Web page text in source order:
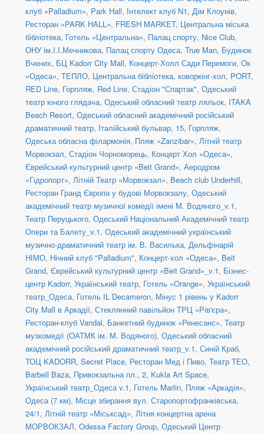
клуб «Palladium», Park Hall, Інтелект клуб N1, Дім Клоунів,
Ресторан «PARK HALL», FRESH MARKET, Центральна міська
бібліотека, Готель «Центральна», Палац спорту, Nice Club,
ОНУ ім.І.І.Мечникова, Палац спорту Одеса, True Man, Будинок
Вчених, БЦ Kadorr City Mall, Концерт-Холл Сади Перемоги, Ок
«Одеса», ТЕПЛО, Центральна бібліотека, коворкінг-хол, PORT,
RED Line, Горпляж, Red Line, Стадіон "Спартак", Одеський
театр юного глядача, Одеський обласний театр ляльок, ITAKA
Beach Resort, Одеський обласний академічний російський
драматичний театр, Італійський бульвар, 15, Горпляж,
Одеська обласна філармонія, Пляж «Zanzibar», Літній театр
Морвокзал, Стадіон Чорноморець, Концерт Хол «Одеса»,
Єврейський культурний центр «Beit Grand», Аеродром
«Гідропорт», Літній Театр «Морвокзал», Beach club Underhill,
Ресторан Гранд Європа у будові Морвокзалу, Одеський
академічний театр музичної комедії імені М. Водяного_v.1,
Театр Перуцького, Одеський Національний Академічний театр
Опери та Балету_v.1, Одеський академічний український
музично-драматичний театр ім. В. Василька, Дельфінарій
НІМО, Нічний клуб "Palladium", Концерт-хол «Одеса», Beit
Grand, Єврейський культурний центр «Beit Grand»_v.1, Бізнес-
центр Kadorr, Український театр, Готель «Orange», Український
театр_Одеса, Готель IL Decameron, Мінус 1 рівень у Kadorr
City Mall в Аркадії, Стеклянний павільйон ТРЦ «Рів'єра»,
Ресторан-клуб Vandal, Банкетний будинок «Ренесанс», Театр
музкомедії (ОАТМК ім. М. Водяного), Одеський обласний
академічний російський драматичний театр_v.1, Синій Краб,
ТОЦ KADORR, Secret Place, Ресторан Мед і Пиво, Театр ТЕО,
Barbell Baza, Привокзальна пл., 2, Kukla Art Space,
Український театр_Одеса v.1, Готель Marlin, Пляж «Аркадія»,
Одеса (7 км), Місце збирання вул. Старопортофранківська,
24/1, Літній театр «Міськсад», Літня концертна арена
МОРВОКЗАЛ, Odessa Factory Group, Одеський Центр